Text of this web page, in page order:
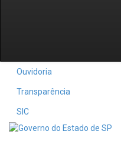
Ouvidoria
Transparência
SIC